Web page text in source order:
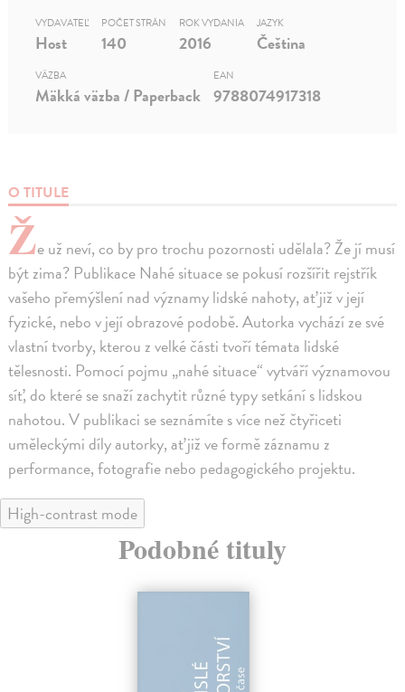
O TITULE
Že už neví, co by pro trochu pozornosti udělala? Že jí musí
být zima? Publikace Nahé situace se pokusí rozšířit rejstřík
vašeho přemýšlení nad významy lidské nahoty, ať již v její
fyzické, nebo v její obrazové podobě. Autorka vychází ze své
vlastní tvorby, kterou z velké části tvoří témata lidské
tělesnosti. Pomocí pojmu „nahé situace“ vytváří významovou
síť, do které se snaží zachytit různé typy setkání s lidskou
nahotou. V publikaci se seznámíte s více než čtyřiceti
uměleckými díly autorky, ať již ve formě záznamu z
performance, fotografie nebo pedagogického projektu.
VYDAVATEĽ
Host
POČET STRÁN
140
ROK VYDANIA
2016
JAZYK
Čeština
VÄZBA
Mäkká väzba / Paperback
EAN
9788074917318
High-contrast mode
Podobné tituly